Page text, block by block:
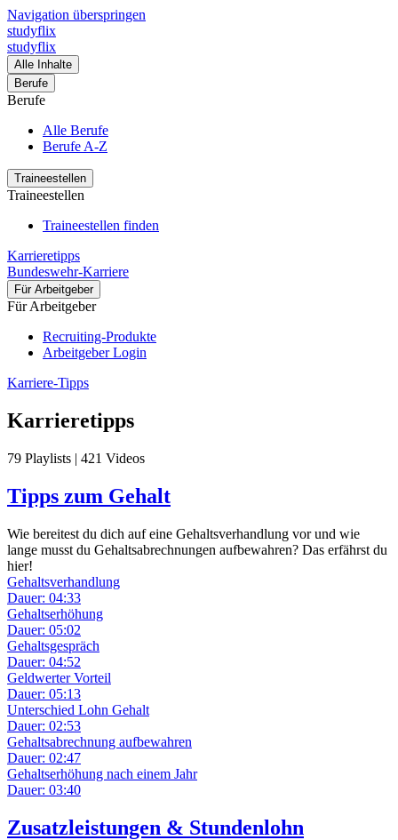
Navigation überspringen
studyflix
studyflix
Alle Inhalte
Berufe
Berufe
Alle Berufe
Berufe A-Z
Traineestellen
Traineestellen
Traineestellen finden
Karrieretipps
Bundeswehr-Karriere
Für Arbeitgeber
Für Arbeitgeber
Recruiting-Produkte
Arbeitgeber Login
Karriere-Tipps
Karrieretipps
79 Playlists | 421 Videos
Tipps zum Gehalt
Wie bereitest du dich auf eine Gehaltsverhandlung vor und wie
lange musst du Gehaltsabrechnungen aufbewahren? Das erfährst du
hier!
Gehaltsverhandlung
Dauer: 04:33
Gehaltserhöhung
Dauer: 05:02
Gehaltsgespräch
Dauer: 04:52
Geldwerter Vorteil
Dauer: 05:13
Unterschied Lohn Gehalt
Dauer: 02:53
Gehaltsabrechnung aufbewahren
Dauer: 02:47
Gehaltserhöhung nach einem Jahr
Dauer: 03:40
Zusatzleistungen & Stundenlohn